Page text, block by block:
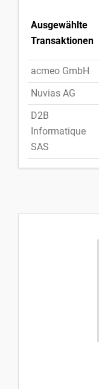
Ausgewählte
Transaktionen
acmeo GmbH
Nuvias AG
D2B
Informatique
SAS